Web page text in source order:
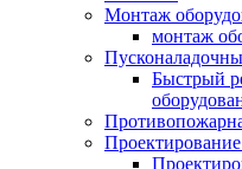
Монтаж
монтаж
Быстрый
Проектирование